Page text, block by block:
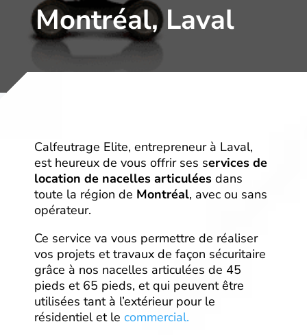
Montréal, Laval
Calfeutrage Elite, entrepreneur à Laval,
est heureux de vous offrir ses services de
location de nacelles articulées dans
toute la région de Montréal, avec ou sans
opérateur.
Ce service va vous permettre de réaliser
vos projets et travaux de façon sécuritaire
grâce à nos nacelles articulées de 45
pieds et 65 pieds, et qui peuvent être
utilisées tant à l’extérieur pour le
résidentiel et le commercial.